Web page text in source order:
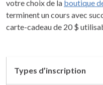
votre choix de la boutique
terminent un cours avec
carte-cadeau de 20 $
Types d’inscription